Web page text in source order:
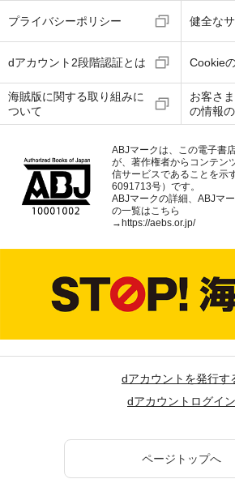
プライバシーポリシー 健全な
dアカウント2段階認証とは Cookie
海賊版に関する取り組みに
ついて
お客さ
の情報
ABJマークは、この電子書
が、著作権者からコンテン
信サービスであることを示
6091713号）です。
ABJマークの詳細、ABJマ
の一覧はこちら
→https://aebs.or.jp/
dアカウントを発行す
dアカウントログイン
ページトップへ